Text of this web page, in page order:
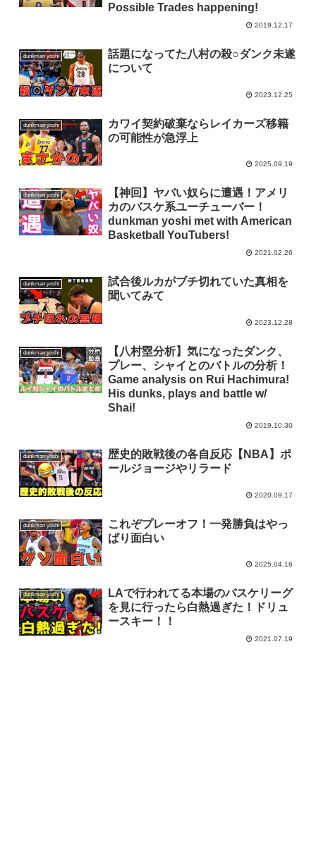
Possible Trades happening!
2019.12.17
dunkman yoshi
話題になってた八村の殺○ダンク未遂
について
2023.12.25
dunkman yoshi
カワイ契約破棄ならレイカーズ移籍
の可能性が急浮上
2025.09.19
dunkman yoshi
【神回】ヤバい奴らに遭遇！アメリ
カのバスケ系ユーチューバー！
dunkman yoshi met with American
Basketball YouTubers!
2021.02.26
dunkman yoshi
試合後ルカがブチ切れていた真相を
聞いてみて
2023.12.28
dunkman yoshi
【八村塁分析】気になったダンク、
プレー、シャイとのバトルの分析！
Game analysis on Rui Hachimura!
His dunks, plays and battle w/
Shai!
2019.10.30
dunkman yoshi
歴史的敗戦後の各自反応【NBA】ポ
ールジョージやリラード
2020.09.17
dunkman yoshi
これぞプレーオフ！一発勝負はやっ
ぱり面白い
2025.04.16
dunkman yoshi
LAで行われてる本場のバスケリーグ
を見に行ったら白熱過ぎた！ドリュ
ースキー！！
2021.07.19